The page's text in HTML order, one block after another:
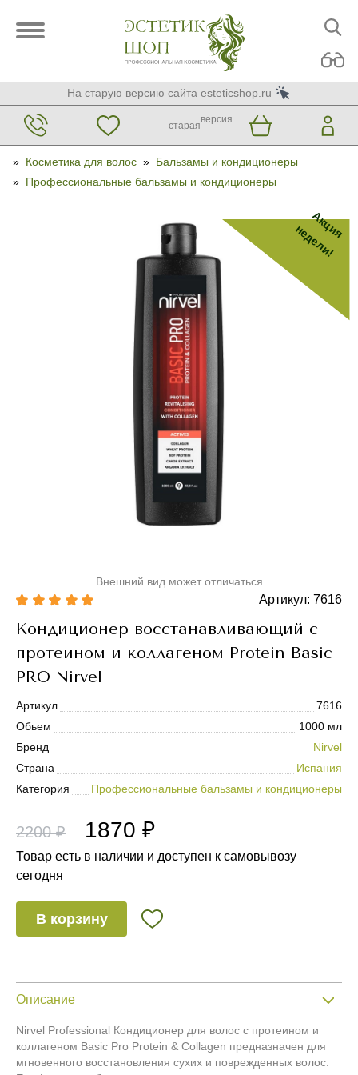
На старую версию сайта esteticshop.ru
старая
версия
» Косметика для волос » Бальзамы и кондиционеры
» Профессиональные бальзамы и кондиционеры
Акция
недели!
Внешний вид может отличаться
Артикул: 7616
Кондиционер восстанавливающий с
протеином и коллагеном Protein Basic
PRO Nirvel
Артикул
7616
Обьем
1000 мл
Бренд
Nirvel
Страна
Испания
Категория
Профессиональные бальзамы и кондиционеры
2200 ₽ 1870 ₽
Товар есть в наличии и доступен к самовывозу
сегодня
В корзину
Описание
Nirvel Professional Кондиционер для волос с протеином и
коллагеном Basic Pro Protein & Collagen предназначен для
мгновенного восстановления сухих и поврежденных волос.